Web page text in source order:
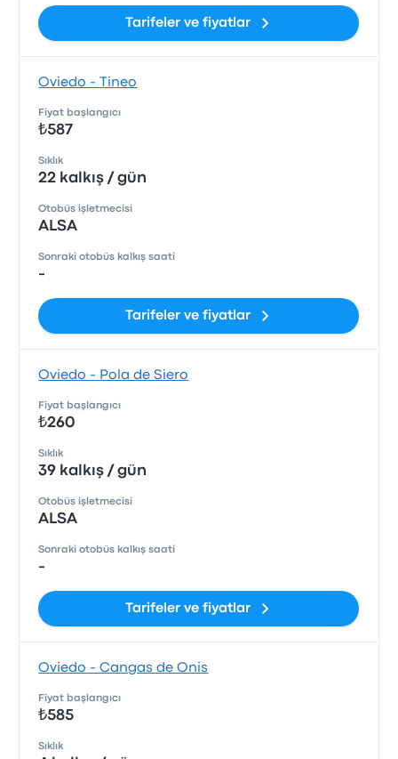
Tarifeler ve fiyatlar
Oviedo - Tineo
Fiyat başlangıcı
₺587
Sıklık
22 kalkış / gün
Otobüs işletmecisi
ALSA
Sonraki otobüs kalkış saati
-
Tarifeler ve fiyatlar
Oviedo - Pola de Siero
Fiyat başlangıcı
₺260
Sıklık
39 kalkış / gün
Otobüs işletmecisi
ALSA
Sonraki otobüs kalkış saati
-
Tarifeler ve fiyatlar
Oviedo - Cangas de Onis
Fiyat başlangıcı
₺585
Sıklık